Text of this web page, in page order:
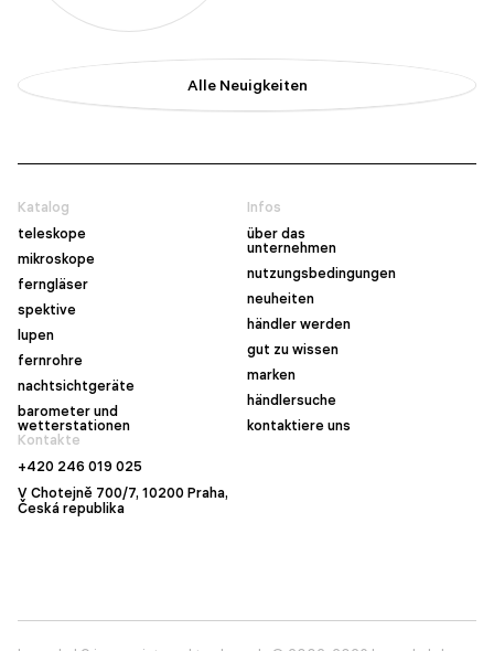
Alle Neuigkeiten
Katalog
teleskope
mikroskope
ferngläser
spektive
lupen
fernrohre
nachtsichtgeräte
barometer und
wetterstationen
Infos
über das
unternehmen
nutzungsbedingungen
neuheiten
händler werden
gut zu wissen
marken
händlersuche
kontaktiere uns
Kontakte
+420 246 019 025
V Chotejně 700/7, 10200 Praha,
Česká republika